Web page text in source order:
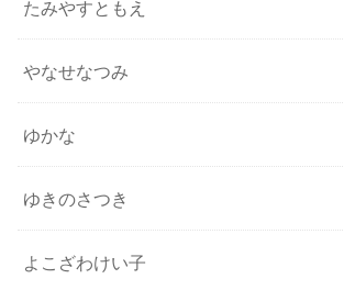
たみやすともえ
やなせなつみ
ゆかな
ゆきのさつき
よこざわけい子